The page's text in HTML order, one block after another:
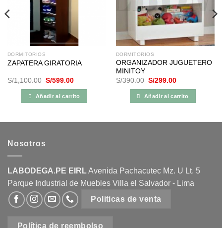
DORMITORIOS
ZAPATERA GIRATORIA
S/1,100.00 El
original
era:
S/1,100.00.
S/599.00El
actual
es:
S/599.00.
Añadir al carrito
DORMITORIOS
ORGANIZADOR JUGUETERO
MINITOY
S/390.00 El
original
era:
S/390.00.
S/299.00El
actual
es:
S/299.00.
Añadir al carrito
Nosotros
LABODEGA.PE EIRLAvenida Pachacutec Mz. U Lt. 5
Parque Industrial de Muebles Villa el Salvador - Lima
Politicas de venta
Política de reembolso